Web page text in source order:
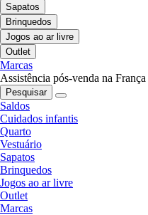
Sapatos
Brinquedos
Jogos ao ar livre
Outlet
Marcas
Assistência pós-venda na França
Pesquisar
Saldos
Cuidados infantis
Quarto
Vestuário
Sapatos
Brinquedos
Jogos ao ar livre
Outlet
Marcas